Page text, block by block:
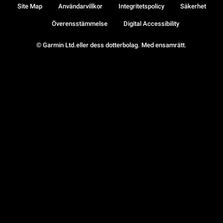
© Garmin Ltd.eller dess dotterbolag. Med ensamrätt.
Site Map Användarvillkor Integritetspolicy Säkerhet
Överensstämmelse Digital Accessibility